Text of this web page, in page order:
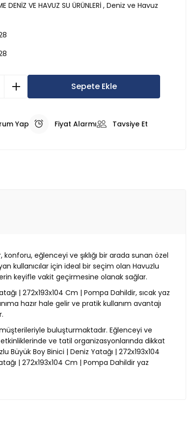
DENİZ VE HAVUZ SU ÜRÜNLERİ , Deniz ve Havuz
Sepete Ekle
Yap Fiyat Alarmı Tavsiye Et
eğlenceyi ve şıklığı bir arada sunan özel
kullanıcılar için ideal bir seçim olan Havuzlu
keyifle vakit geçirmesine olanak sağlar.
| 272x193x104 Cm | Pompa Dahildir, sıcak yaz
hazır hale gelir ve pratik kullanım avantajı
buluşturmaktadır. Eğlenceyi ve
ve tatil organizasyonlarında dikkat
Boy Binici | Deniz Yatağı | 272x193x104
| 272x193x104 Cm | Pompa Dahildir yaz